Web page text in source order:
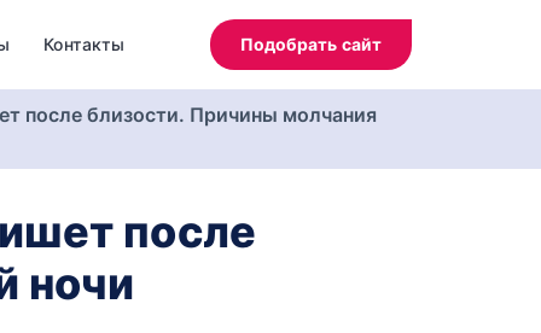
Контакты Подобрать сайт
после близости. Причины молчания
после
ночи